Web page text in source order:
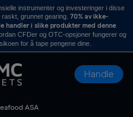
instrumenter og investeringer i disse
grunnet gearing. 70% av ikke-
handler i slike produkter med denne
CFDer og OTC-opsjoner fungerer og
for å tape pengene dine.
Handle
ASA